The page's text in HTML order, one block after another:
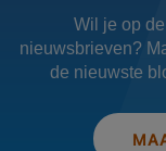
Wil je op
nieuwsbrieven?
de nieuwste